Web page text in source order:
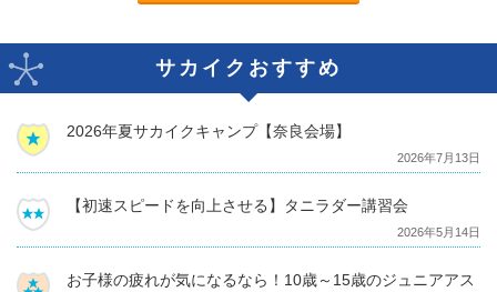
サカイクおすすめ
2026年夏サカイクキャンプ【奈良会場】
2026年7月13日
【初速スピードを向上させる】タニラダー講習会
2026年5月14日
お子様の疲れが気になるなら！10歳～15歳のジュニアアス